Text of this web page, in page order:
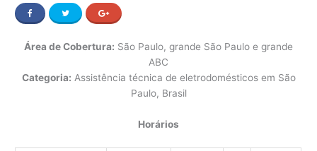
Área de Cobertura: São Paulo, grande São Paulo e grande
ABC
Categoria: Assistência técnica de eletrodomésticos em São
Paulo, Brasil
Horários